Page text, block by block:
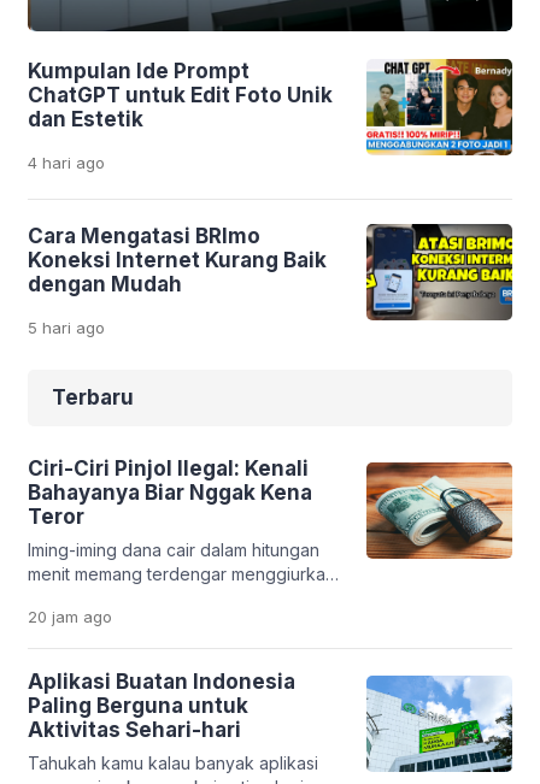
Kumpulan Ide Prompt
ChatGPT untuk Edit Foto Unik
dan Estetik
4 hari ago
Cara Mengatasi BRImo
Koneksi Internet Kurang Baik
dengan Mudah
5 hari ago
Terbaru
Ciri-Ciri Pinjol Ilegal: Kenali
Bahayanya Biar Nggak Kena
Teror
Iming-iming dana cair dalam hitungan
menit memang terdengar menggiurkan.
cepat. Tapi di balik kemudahan itu, ada
jebakan serius yang bisa merusak
kondisi finansial bahkan kehidupan
pribadimu. Fenomena pinjaman online
ilegal makin marak. Banyak aplikasi
bodong yang memanfaatkan situasi
darurat seseorang. Tanpa sadar,
20 jam ago
Aplikasi Buatan Indonesia
Paling Berguna untuk
Aktivitas Sehari-hari
Tahukah kamu kalau banyak aplikasi